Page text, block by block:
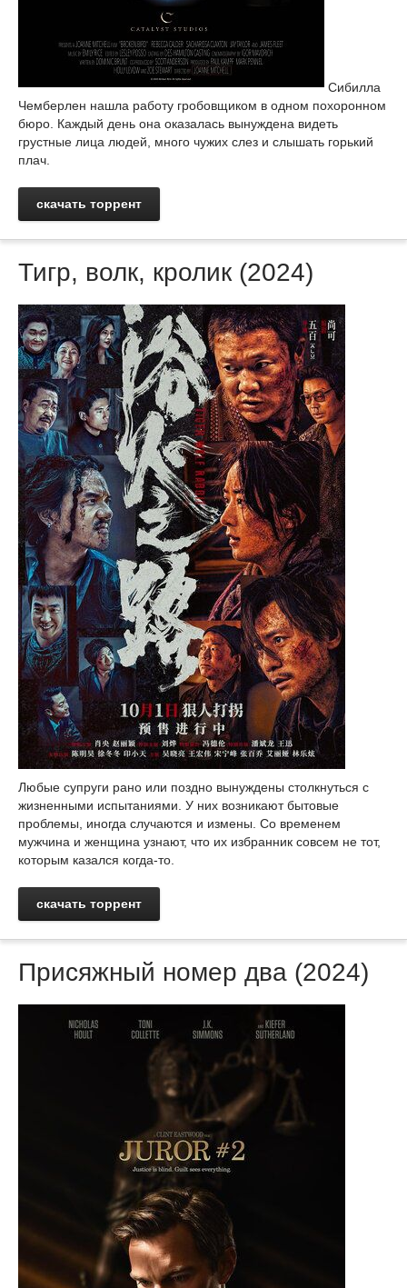
Сибилла
Чемберлен нашла работу гробовщиком в одном похоронном
бюро. Каждый день она оказалась вынуждена видеть
грустные лица людей, много чужих слез и слышать горький
плач.
скачать торрент
Тигр, волк, кролик (2024)
Любые супруги рано или поздно вынуждены столкнуться с
жизненными испытаниями. У них возникают бытовые
проблемы, иногда случаются и измены. Со временем
мужчина и женщина узнают, что их избранник совсем не тот,
которым казался когда-то.
скачать торрент
Присяжный номер два (2024)